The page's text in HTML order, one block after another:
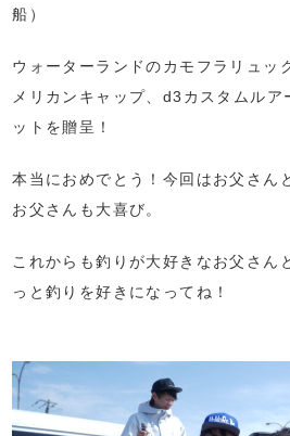
船）
ウォーターランドのカモフラリュッ
メリカンキャップ、d3カスタムル
ットを贈呈！
本当におめでとう！今回はお父さん
お父さんも大喜び。
これからも釣りが大好きなお父さん
っと釣りを好きになってね！